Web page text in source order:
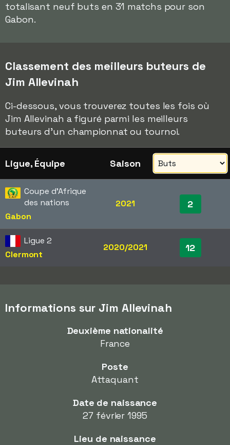
totalisant neuf buts en 31 matchs pour son
Gabon.
Classement des meilleurs buteurs de
Jim Allevinah
Ci-dessous, vous trouverez toutes les fois où
Jim Allevinah a figuré parmi les meilleurs
buteurs d'un championnat ou tournoi.
Ligue, Équipe Saison
Coupe d'Afrique
des nations
Gabon
2021 2
Ligue 2
Clermont
2020/2021 12
Informations sur Jim Allevinah
Deuxième nationalité
France
Poste
Attaquant
Date de naissance
27 février 1995
Lieu de naissance